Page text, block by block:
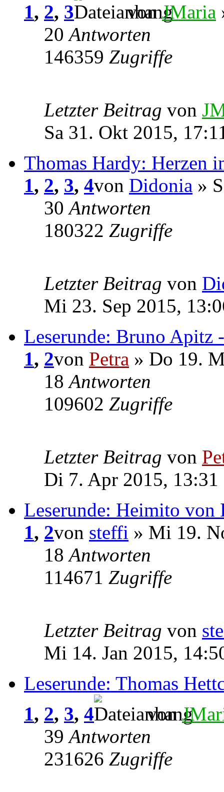
1, 2, 3 vonJMaria
20Antworten
146359 Zugriffe
Letzter Beitrag von
Sa 31. Okt 2015,
Thomas Hardy: Herzen
1, 2, 3, 4von Didonia »
30Antworten
180322 Zugriffe
Letzter Beitrag von
Mi 23. Sep 2015,
Leserunde: Bruno Apitz
1, 2von Petra » Do 19.
18Antworten
109602 Zugriffe
Letzter Beitrag von
Di 7. Apr 2015, 13:31
Leserunde: Heimito
1, 2von steffi » Mi 19.
18Antworten
114671 Zugriffe
Letzter Beitrag von
Mi 14. Jan 2015,
Leserunde: Thomas
1, 2, 3, 4 von
39Antworten
231626 Zugriffe